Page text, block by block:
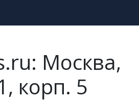
Москва,
корп. 5